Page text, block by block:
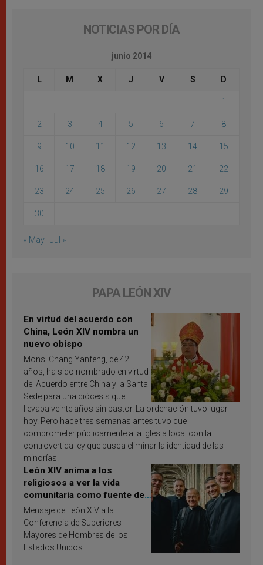
NOTICIAS POR DÍA
junio 2014
L M X J V S D
1
2 3 4 5 6 7 8
9 10 11 12 13 14 15
16 17 18 19 20 21 22
23 24 25 26 27 28 29
30
« May Jul »
PAPA LEÓN XIV
En virtud del acuerdo con
China, León XIV nombra un
nuevo obispo
Mons. Chang Yanfeng, de 42
años, ha sido nombrado en virtud
del Acuerdo entre China y la Santa
Sede para una diócesis que
llevaba veinte años sin pastor. La ordenación tuvo lugar
hoy. Pero hace tres semanas antes tuvo que
comprometer públicamente a la Iglesia local con la
controvertida ley que busca eliminar la identidad de las
minorías.
León XIV anima a los
religiosos a ver la vida
comunitaria como fuente de
inspiración y santificación
Mensaje de León XIV a la
Conferencia de Superiores
Mayores de Hombres de los
Estados Unidos